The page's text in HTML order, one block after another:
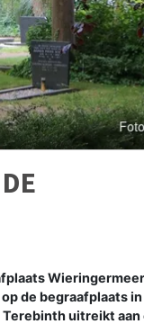
de begraafplaats
uitreikt aan